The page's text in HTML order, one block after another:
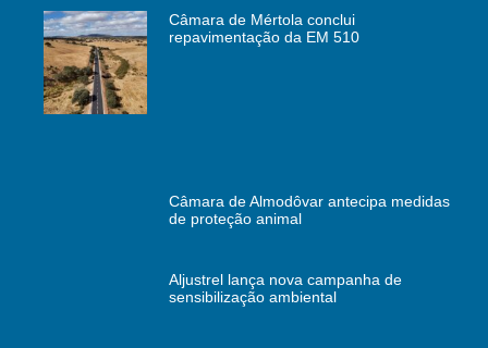
Câmara de Mértola conclui
repavimentação da EM 510
Câmara de Almodôvar antecipa medidas
de proteção animal
Aljustrel lança nova campanha de
sensibilização ambiental